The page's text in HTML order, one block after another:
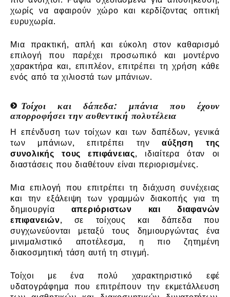
χωρίς να αφαιρούν χώρο και κερδίζοντας οπτική
ευρυχωρία.
Μια πρακτική, απλή και εύκολη στον καθαρισμό
επιλογή που παρέχει προσωπικό και μοντέρνο
χαρακτήρα και, επιπλέον, επιτρέπει τη χρήση κάθε
ενός από τα χιλιοστά των μπάνιων.
Τοίχοι και δάπεδα: μπάνια που έχουν
απορροφήσει την αυθεντική πολυτέλεια
Η επένδυση των τοίχων και των δαπέδων, γενικά
των μπάνιων, επιτρέπει τηναύξηση της
συνολικής τους επιφάνειας, ιδιαίτερα όταν οι
διαστάσεις που διαθέτουν είναι περιορισμένες.
Μια επιλογή που επιτρέπει τη διάχυση συνέχειας
και την εξάλειψη των γραμμών διακοπής για τη
δημιουργία απεριόριστων και διαφανών
επιφανειών, σε τοίχους και δάπεδα που
συγχωνεύονται μεταξύ τους δημιουργώντας ένα
μινιμαλιστικό αποτέλεσμα, η πιο ζητημένη
διακοσμητική τάση αυτή τη στιγμή.
Τοίχοι με ένα πολύ χαρακτηριστικό εφέ
υδατογράφημα που επιτρέπουν την εκμετάλλευση